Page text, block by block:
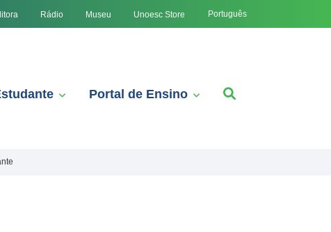
Rádio Museu Unoesc Store Português
Portal de Ensino